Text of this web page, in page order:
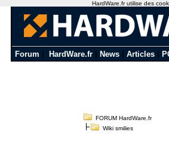
Forum HardWare.fr News Articles
FORUM HardWare.fr
Wiki smilies
HardWare.fr utilise des